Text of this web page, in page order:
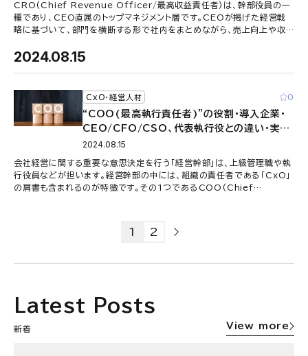
CRO(Chief Revenue Officer/最高収益責任者)は、幹部役員の一
種であり、CEO直属のトップマネジメント層です。CEOが掲げた経営戦
略に基づいて、部門を横断する形で社内をまとめながら、売上向上や収
2024.08.15
CxO・経営人材 0
“COO(最高執行責任者)”の役割・導入企業・
CEO/CFO/CSO、代表執行役との違い・実際
のキャリアパスについて
2024.08.15
会社経営に関する重要な意思決定を行う「経営幹部」は、上級管理職や執
行役員などが担います。経営幹部の中には、組織の責任者である「CxO」
の肩書も含まれるのが特徴です。その1つであるCOO(Chief
1 2
Latest Posts
新着 View more